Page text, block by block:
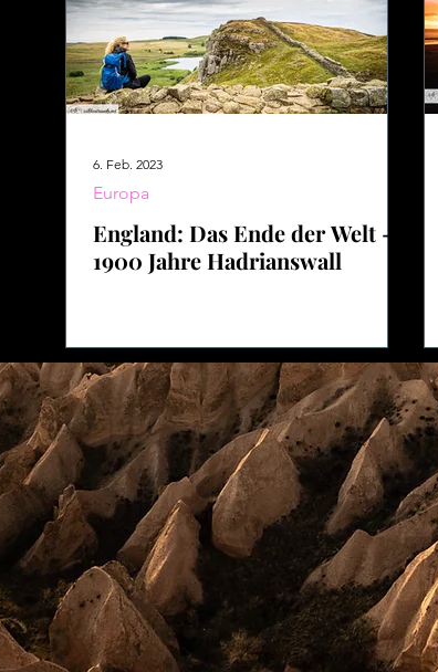
6. Feb. 2023
Europa
England: Das Ende der Welt -
1900 Jahre Hadrianswall